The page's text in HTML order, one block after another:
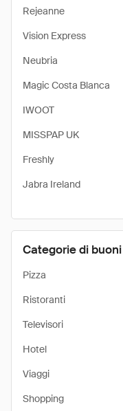
Rejeanne
Vision Express
Neubria
Magic Costa Blanca
IWOOT
MISSPAP UK
Freshly
Jabra Ireland
Categorie di buoni
Pizza
Ristoranti
Televisori
Hotel
Viaggi
Shopping